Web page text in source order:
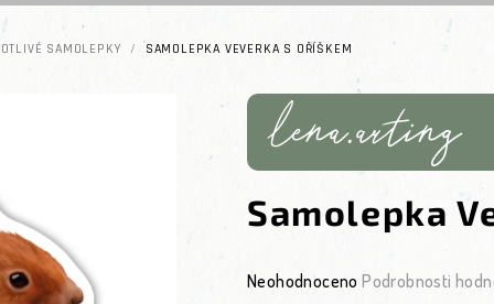
SAMOLEPKY / SAMOLEPKA VEVERKA S OŘÍŠKEM
Samolepka
Průměrné hodnocení produktu je
Neohodnoceno Podrobnosti